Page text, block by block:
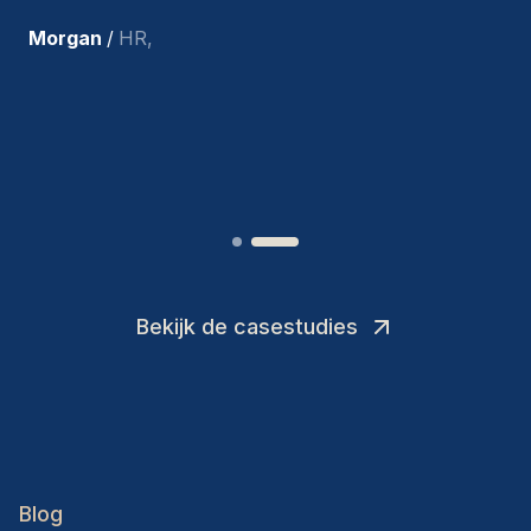
tevreden met de recente
Bekijk de casestudies
Blog